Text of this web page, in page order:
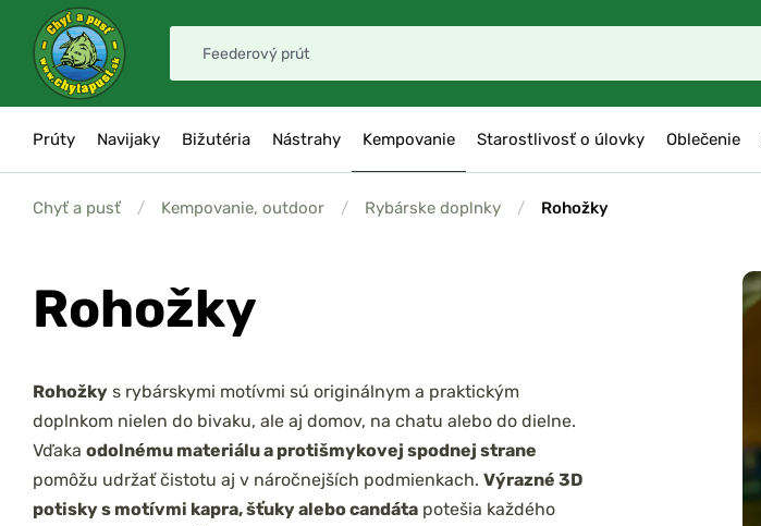
Prúty Navijaky Bižutéria Nástrahy Kempovanie Starostlivosť o úlovky Oblečenie
Chyť a pusť / Kempovanie, outdoor / Rybárske doplnky / Rohožky
Rohožky
Rohožky s rybárskymi motívmi sú originálnym a praktickým
doplnkom nielen do bivaku, ale aj domov, na chatu alebo do dielne.
Vďaka odolnému materiálu a protišmykovej spodnej strane
pomôžu udržať čistotu aj v náročnejších podmienkach. Výrazné 3D
potisky s motívmi kapra, šťuky alebo candáta potešia každého